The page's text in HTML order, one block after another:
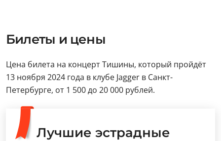
Билеты и цены
Цена билета на концерт Тишины, который пройдёт
13 ноября 2024 года в клубе Jagger в Санкт-
Петербурге, от 1 500 до 20 000 рублей.
Лучшие эстрадные